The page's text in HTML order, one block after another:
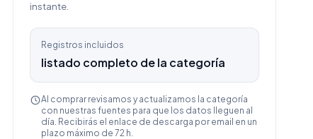
instante.
Registros incluidos
listado completo de la categoría
Al comprar revisamos y actualizamos la categoría
con nuestras fuentes para que los datos lleguen al
día. Recibirás el enlace de descarga por email en un
plazo máximo de 72 h.